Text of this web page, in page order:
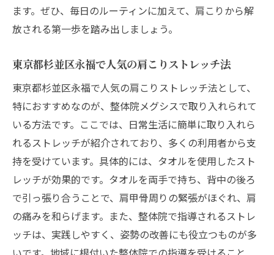
肩こりを緩和するための具体的なストレッ
チ方法
グ
都内で人気のストレッチ教室紹介
肩こりに効くストレッチ用具の選び方
効果的なストレッチのためのウォーミング
アップ
肩こり解消に役立つストレッチ動画の活用
法
ストレッチで肩こりを撃退東京都杉並区永福で
始める健康習慣
肩こりを撃退するための毎日のストレッチ
ます。ぜひ、毎日のルーティンに加えて、肩こりから解
放される第一歩を踏み出しましょう。
東京都杉並区永福で人気の肩こりストレッチ法
東京都杉並区永福で人気の肩こりストレッチ法として、
特におすすめなのが、整体院メグシスで取り入れられて
いる方法です。ここでは、日常生活に簡単に取り入れら
れるストレッチが紹介されており、多くの利用者から支
持を受けています。具体的には、タオルを使用したスト
レッチが効果的です。タオルを両手で持ち、背中の後ろ
で引っ張り合うことで、肩甲骨周りの緊張がほぐれ、肩
の痛みを和らげます。また、整体院で指導されるストレ
ッチは、実践しやすく、姿勢の改善にも役立つものが多